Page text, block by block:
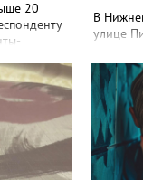
20
В этот
в этот
В
улице
парке
объект -
парке
В